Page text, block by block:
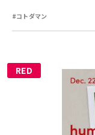
#コトダマン
RED